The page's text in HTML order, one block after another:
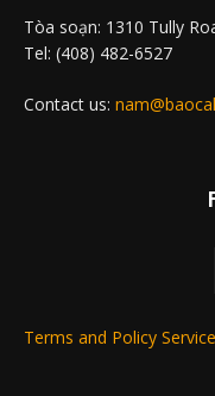
Tòa soạn: 1310 Tully
Tel: (408) 482-6527
Contact us:
Terms and Policy